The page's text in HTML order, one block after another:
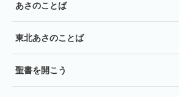
あさのことば
東北あさのことば
聖書を開こう